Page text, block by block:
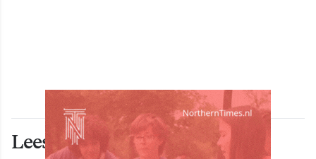
Lees ook deze artikelen